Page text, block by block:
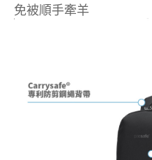
免被順手牽羊